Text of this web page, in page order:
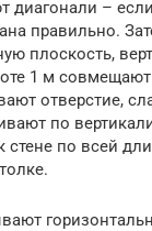
диагонали –
правильно.
плоскость,
1 м
отверстие,
по
стене по всей